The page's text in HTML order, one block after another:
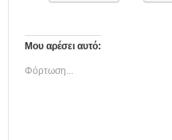
Μου αρέσει αυτό:
Φόρτωση...